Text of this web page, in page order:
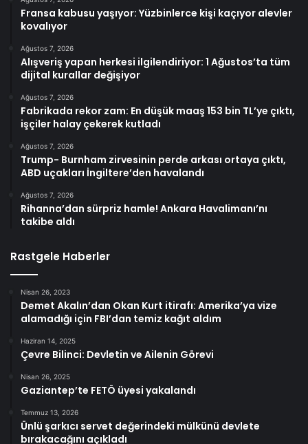
Fransa kabusu yaşıyor: Yüzbinlerce kişi kaçıyor alevler
kovalıyor
Ağustos 7, 2026
Alışveriş yapan herkesi ilgilendiriyor: 1 Ağustos’ta tüm
dijital kurallar değişiyor
Ağustos 7, 2026
Fabrikada rekor zam: En düşük maaş 153 bin TL’ye çıktı,
işçiler halay çekerek kutladı
Ağustos 7, 2026
Trump- Burnham zirvesinin perde arkası ortaya çıktı,
ABD uçakları İngiltere’den havalandı
Ağustos 7, 2026
Rihanna’dan sürpriz hamle! Ankara Havalimanı’nı
takibe aldı
Rastgele Haberler
Nisan 26, 2023
Demet Akalın’dan Okan Kurt itirafı: Amerika’ya vize
alamadığı için FBI’dan temiz kağıt aldım
Haziran 14, 2025
Çevre Bilinci: Devletin ve Ailenin Görevi
Nisan 26, 2025
Gaziantep’te FETÖ üyesi yakalandı
Temmuz 13, 2026
Ünlü şarkıcı servet değerindeki mülkünü devlete
bırakacağını açıkladı